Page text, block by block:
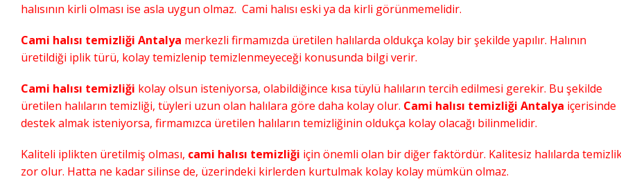
halısının kirli olması ise asla uygun olmaz. Cami halısı eski ya da kirli görünmemelidir.
Cami halısı temizliği Antalya merkezli firmamızda üretilen halılarda oldukça kolay bir şekilde yapılır. Halının
üretildiği iplik türü, kolay temizlenip temizlenmeyeceği konusunda bilgi verir.
Cami halısı temizliği kolay olsun isteniyorsa, olabildiğince kısa tüylü halıların tercih edilmesi gerekir. Bu şekilde
üretilen halıların temizliği, tüyleri uzun olan halılara göre daha kolay olur. Cami halısı temizliği Antalya içerisinde
destek almak isteniyorsa, firmamızca üretilen halıların temizliğinin oldukça kolay olacağı bilinmelidir.
Kaliteli iplikten üretilmiş olması, cami halısı temizliği için önemli olan bir diğer faktördür. Kalitesiz halılarda
zor olur. Hatta ne kadar silinse de, üzerindeki kirlerden kurtulmak kolay kolay mümkün olmaz.